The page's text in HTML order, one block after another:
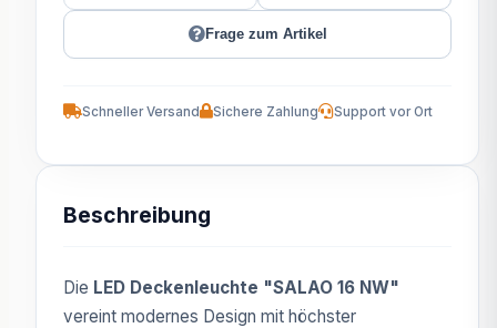
Frage zum Artikel
Schneller Versand Sichere Zahlung Support vor Ort
Beschreibung
Die LED Deckenleuchte "SALAO 16 NW"
vereint modernes Design mit höchster